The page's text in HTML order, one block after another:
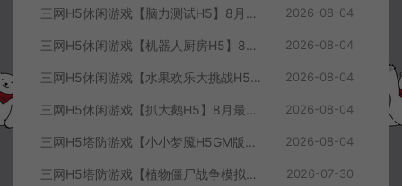
三网H5休闲游戏【脑力测试H5】8月最新整理Linux手工服务端+Win一键服务端+解压即玩+简易安卓客户端+详细搭建教程 2026-08-04
三网H5休闲游戏【机器人厨房H5】8月最新整理Linux手工服务端+Win一键服务端+解压即玩+简易安卓客户端+详细搭建教程 2026-08-04
三网H5休闲游戏【水果欢乐大挑战H5】8月最新整理Linux手工服务端+Win一键服务端+解压即玩+简易安卓客户端+详细搭建教程 2026-08-04
三网H5休闲游戏【抓大鹅H5】8月最新整理Linux手工服务端+Win一键服务端+解压即玩+简易安卓客户端+详细搭建教程 2026-08-04
三网H5塔防游戏【小小梦魇H5GM版】7月最新整理Linux手工服务端+Win一键服务端+解压即玩+简易安卓客户端+详细搭建教程 2026-08-04
三网H5塔防游戏【植物僵尸战争模拟器H5】7月最新整理Linux手工服务端+Win一键服务端+解压即玩+简易安卓客户端+详细搭建教程 2026-07-30